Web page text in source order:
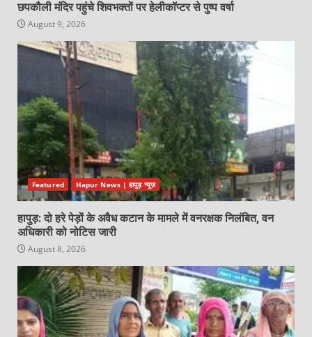
छपकौली मंदिर पहुंचे शिवभक्तों पर हेलीकॉप्टर से पुष्प वर्षा
August 9, 2026
Featured Hapur News | हापुड़ न्यूज़
हापुड़: दो हरे पेड़ों के अवैध कटान के मामले में वनरक्षक निलंबित, वन
अधिकारी को नोटिस जारी
August 8, 2026